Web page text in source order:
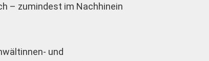
– zumindest im Nachhinein
und